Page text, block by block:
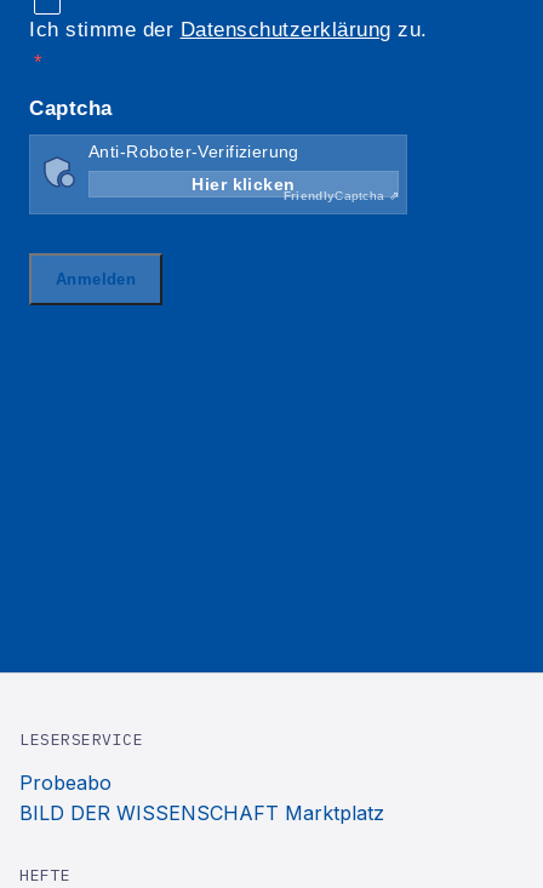
LESERSERVICE
Probeabo
BILD DER WISSENSCHAFT Marktplatz
HEFTE